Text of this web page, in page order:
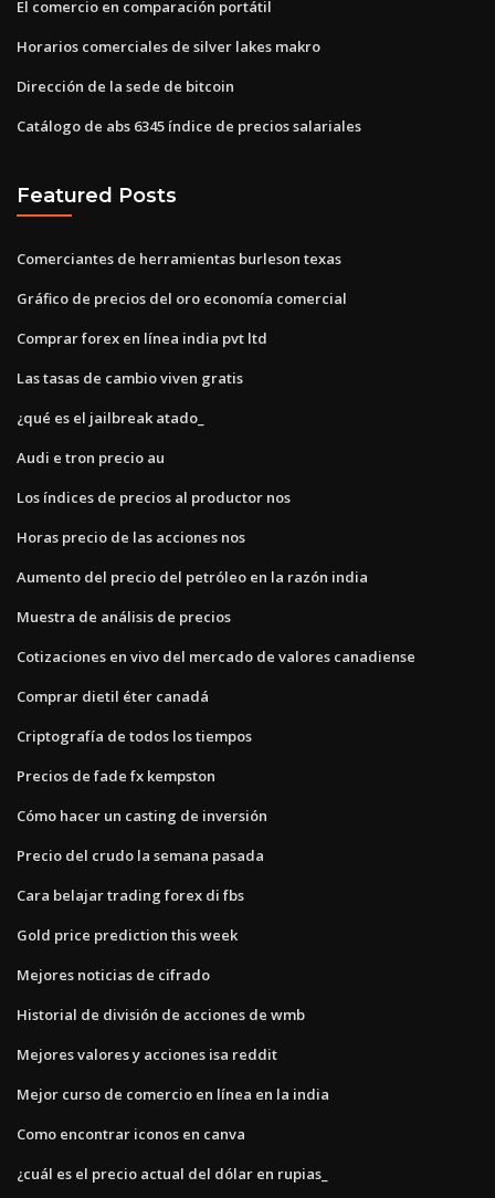
El comercio en comparación portátil
Horarios comerciales de silver lakes makro
Dirección de la sede de bitcoin
Catálogo de abs 6345 índice de precios salariales
Featured Posts
Comerciantes de herramientas burleson texas
Gráfico de precios del oro economía comercial
Comprar forex en línea india pvt ltd
Las tasas de cambio viven gratis
¿qué es el jailbreak atado_
Audi e tron ​​precio au
Los índices de precios al productor nos
Horas precio de las acciones nos
Aumento del precio del petróleo en la razón india
Muestra de análisis de precios
Cotizaciones en vivo del mercado de valores canadiense
Comprar dietil éter canadá
Criptografía de todos los tiempos
Precios de fade fx kempston
Cómo hacer un casting de inversión
Precio del crudo la semana pasada
Cara belajar trading forex di fbs
Gold price prediction this week
Mejores noticias de cifrado
Historial de división de acciones de wmb
Mejores valores y acciones isa reddit
Mejor curso de comercio en línea en la india
Como encontrar iconos en canva
¿cuál es el precio actual del dólar en rupias_